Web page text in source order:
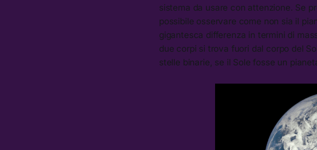
sistema da usare con attenzione. Se
possibile osservare come non sia il
gigantesca differenza in termini di
due corpi si trova fuori dal corpo del
stelle binarie, se il Sole fosse un